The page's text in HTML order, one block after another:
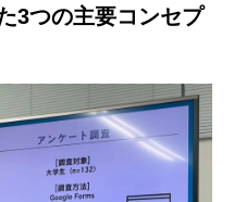
3つの主要コンセプ